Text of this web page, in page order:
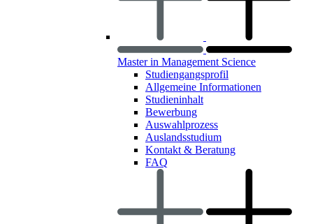
Master in Management Science
Studiengangsprofil
Allgemeine Informationen
Studieninhalt
Bewerbung
Auswahlprozess
Auslandsstudium
Kontakt & Beratung
FAQ